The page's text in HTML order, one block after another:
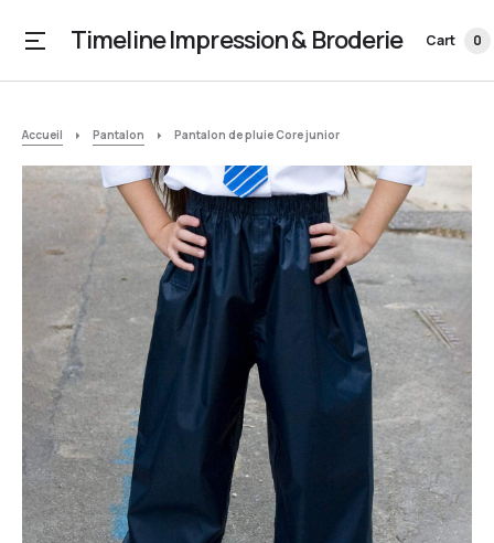
Timeline Impression & Broderie Cart 0
Accueil Pantalon Pantalon de pluie Core junior